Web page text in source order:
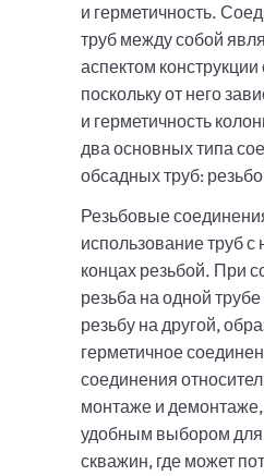
и герметичность.
труб между собой
аспектом
поскольку от него
и герметичность
два основных типа
обсадных труб:
Резьбовые
использование труб с
концах резьбой. При
резьба на одной
резьбу на другой,
герметичное
соединения
монтаже и демонтаже,
удобным выбором для
скважин, где может